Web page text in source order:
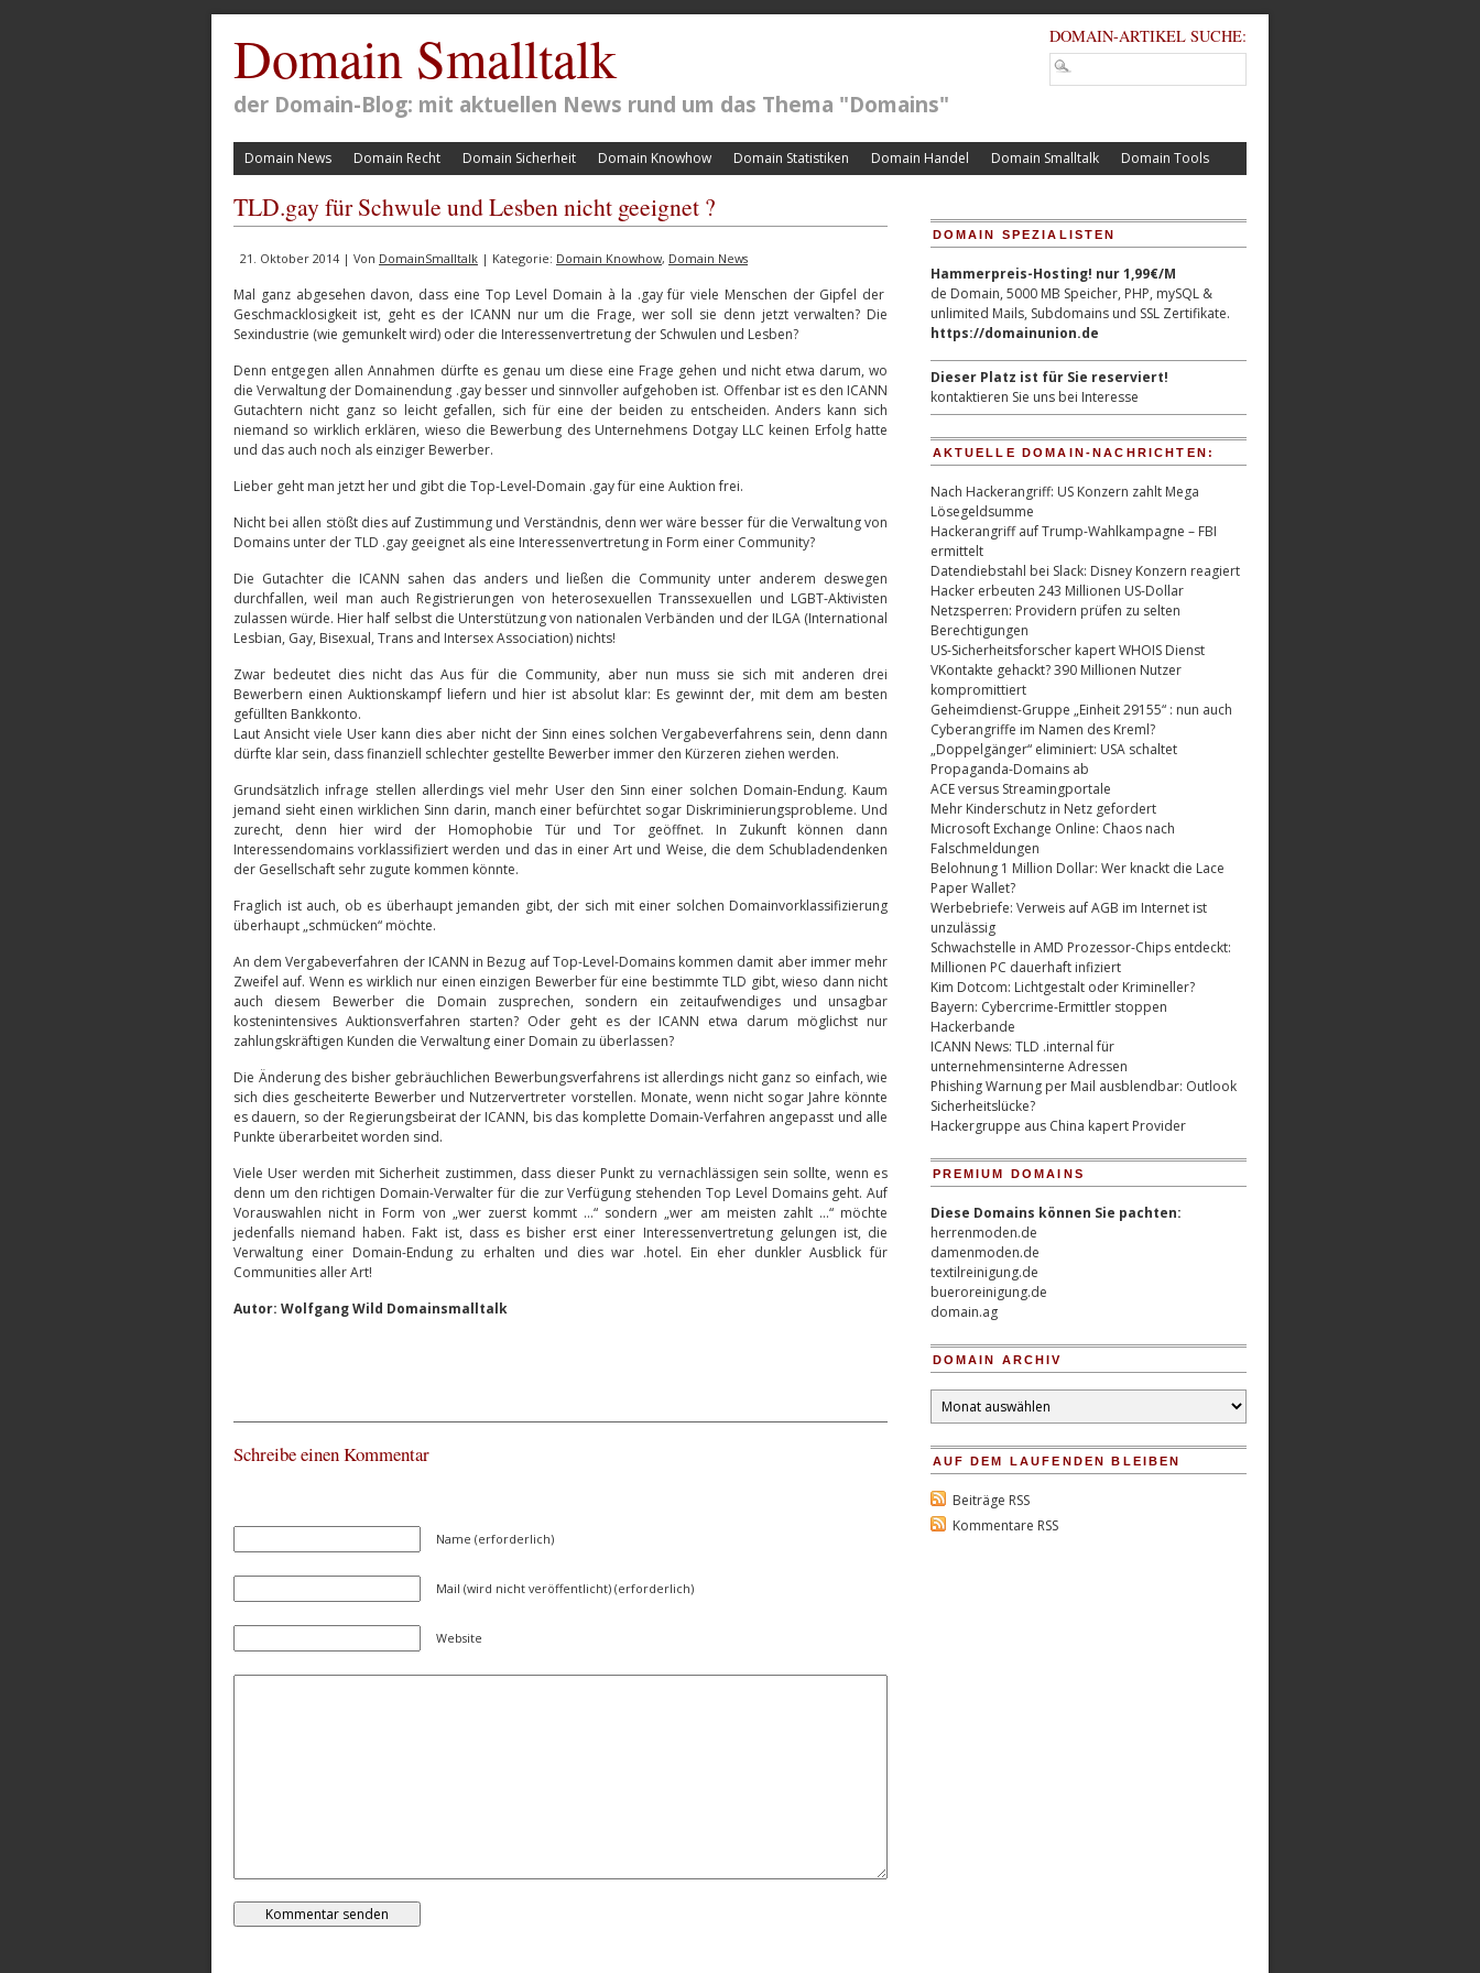
Domain Smalltalk
der Domain-Blog: mit aktuellen News rund um das Thema "Domains"
DOMAIN-ARTIKEL SUCHE:
Domain News Domain Recht Domain Sicherheit Domain Knowhow Domain Statistiken Domain Handel Domain Smalltalk Domain Tools
TLD.gay für Schwule und Lesben nicht geeignet ?
21. Oktober 2014 | Von DomainSmalltalk | Kategorie: Domain Knowhow, Domain News
Mal ganz abgesehen davon, dass eine Top Level Domain à la .gay für viele Menschen der Gipfel der
Geschmacklosigkeit ist, geht es der ICANN nur um die Frage, wer soll sie denn jetzt verwalten? Die
Sexindustrie (wie gemunkelt wird) oder die Interessenvertretung der Schwulen und Lesben?
Denn entgegen allen Annahmen dürfte es genau um diese eine Frage gehen und nicht etwa darum, wo
die Verwaltung der Domainendung .gay besser und sinnvoller aufgehoben ist. Offenbar ist es den ICANN
Gutachtern nicht ganz so leicht gefallen, sich für eine der beiden zu entscheiden. Anders kann sich
niemand so wirklich erklären, wieso die Bewerbung des Unternehmens Dotgay LLC keinen Erfolg hatte
und das auch noch als einziger Bewerber.
Lieber geht man jetzt her und gibt die Top-Level-Domain .gay für eine Auktion frei.
Nicht bei allen stößt dies auf Zustimmung und Verständnis, denn wer wäre besser für die Verwaltung von
Domains unter der TLD .gay geeignet als eine Interessenvertretung in Form einer Community?
Die Gutachter die ICANN sahen das anders und ließen die Community unter anderem deswegen
durchfallen, weil man auch Registrierungen von heterosexuellen Transsexuellen und LGBT-Aktivisten
zulassen würde. Hier half selbst die Unterstützung von nationalen Verbänden und der ILGA (International
Lesbian, Gay, Bisexual, Trans and Intersex Association) nichts!
Zwar bedeutet dies nicht das Aus für die Community, aber nun muss sie sich mit anderen drei
Bewerbern einen Auktionskampf liefern und hier ist absolut klar: Es gewinnt der, mit dem am besten
gefüllten Bankkonto.
Laut Ansicht viele User kann dies aber nicht der Sinn eines solchen Vergabeverfahrens sein, denn dann
dürfte klar sein, dass finanziell schlechter gestellte Bewerber immer den Kürzeren ziehen werden.
Grundsätzlich infrage stellen allerdings viel mehr User den Sinn einer solchen Domain-Endung. Kaum
jemand sieht einen wirklichen Sinn darin, manch einer befürchtet sogar Diskriminierungsprobleme. Und
zurecht, denn hier wird der Homophobie Tür und Tor geöffnet. In Zukunft können dann
Interessendomains vorklassifiziert werden und das in einer Art und Weise, die dem Schubladendenken
der Gesellschaft sehr zugute kommen könnte.
Fraglich ist auch, ob es überhaupt jemanden gibt, der sich mit einer solchen Domainvorklassifizierung
überhaupt „schmücken“ möchte.
An dem Vergabeverfahren der ICANN in Bezug auf Top-Level-Domains kommen damit aber immer mehr
Zweifel auf. Wenn es wirklich nur einen einzigen Bewerber für eine bestimmte TLD gibt, wieso dann nicht
auch diesem Bewerber die Domain zusprechen, sondern ein zeitaufwendiges und unsagbar
kostenintensives Auktionsverfahren starten? Oder geht es der ICANN etwa darum möglichst nur
zahlungskräftigen Kunden die Verwaltung einer Domain zu überlassen?
Die Änderung des bisher gebräuchlichen Bewerbungsverfahrens ist allerdings nicht ganz so einfach, wie
sich dies gescheiterte Bewerber und Nutzervertreter vorstellen. Monate, wenn nicht sogar Jahre könnte
es dauern, so der Regierungsbeirat der ICANN, bis das komplette Domain-Verfahren angepasst und alle
Punkte überarbeitet worden sind.
Viele User werden mit Sicherheit zustimmen, dass dieser Punkt zu vernachlässigen sein sollte, wenn es
denn um den richtigen Domain-Verwalter für die zur Verfügung stehenden Top Level Domains geht. Auf
Vorauswahlen nicht in Form von „wer zuerst kommt …“ sondern „wer am meisten zahlt …“ möchte
jedenfalls niemand haben. Fakt ist, dass es bisher erst einer Interessenvertretung gelungen ist, die
Verwaltung einer Domain-Endung zu erhalten und dies war .hotel. Ein eher dunkler Ausblick für
Communities aller Art!
Autor: Wolfgang Wild Domainsmalltalk
Schreibe einen Kommentar
Name (erforderlich)
Mail (wird nicht veröffentlicht) (erforderlich)
Website
DOMAIN SPEZIALISTEN
Hammerpreis-Hosting! nur 1,99€/M
de Domain, 5000 MB Speicher, PHP, mySQL &
unlimited Mails, Subdomains und SSL Zertifikate.
https://domainunion.de
Dieser Platz ist für Sie reserviert!
kontaktieren Sie uns bei Interesse
AKTUELLE DOMAIN-NACHRICHTEN:
Nach Hackerangriff: US Konzern zahlt Mega
Lösegeldsumme
Hackerangriff auf Trump-Wahlkampagne – FBI
ermittelt
Datendiebstahl bei Slack: Disney Konzern reagiert
Hacker erbeuten 243 Millionen US-Dollar
Netzsperren: Providern prüfen zu selten
Berechtigungen
US-Sicherheitsforscher kapert WHOIS Dienst
VKontakte gehackt? 390 Millionen Nutzer
kompromittiert
Geheimdienst-Gruppe „Einheit 29155“ : nun auch
Cyberangriffe im Namen des Kreml?
„Doppelgänger“ eliminiert: USA schaltet
Propaganda-Domains ab
ACE versus Streamingportale
Mehr Kinderschutz in Netz gefordert
Microsoft Exchange Online: Chaos nach
Falschmeldungen
Belohnung 1 Million Dollar: Wer knackt die Lace
Paper Wallet?
Werbebriefe: Verweis auf AGB im Internet ist
unzulässig
Schwachstelle in AMD Prozessor-Chips entdeckt:
Millionen PC dauerhaft infiziert
Kim Dotcom: Lichtgestalt oder Krimineller?
Bayern: Cybercrime-Ermittler stoppen
Hackerbande
ICANN News: TLD .internal für
unternehmensinterne Adressen
Phishing Warnung per Mail ausblendbar: Outlook
Sicherheitslücke?
Hackergruppe aus China kapert Provider
PREMIUM DOMAINS
Diese Domains können Sie pachten:
herrenmoden.de
damenmoden.de
textilreinigung.de
bueroreinigung.de
domain.ag
DOMAIN ARCHIV
Domain
Archiv
AUF DEM LAUFENDEN BLEIBEN
Beiträge RSS
Kommentare RSS